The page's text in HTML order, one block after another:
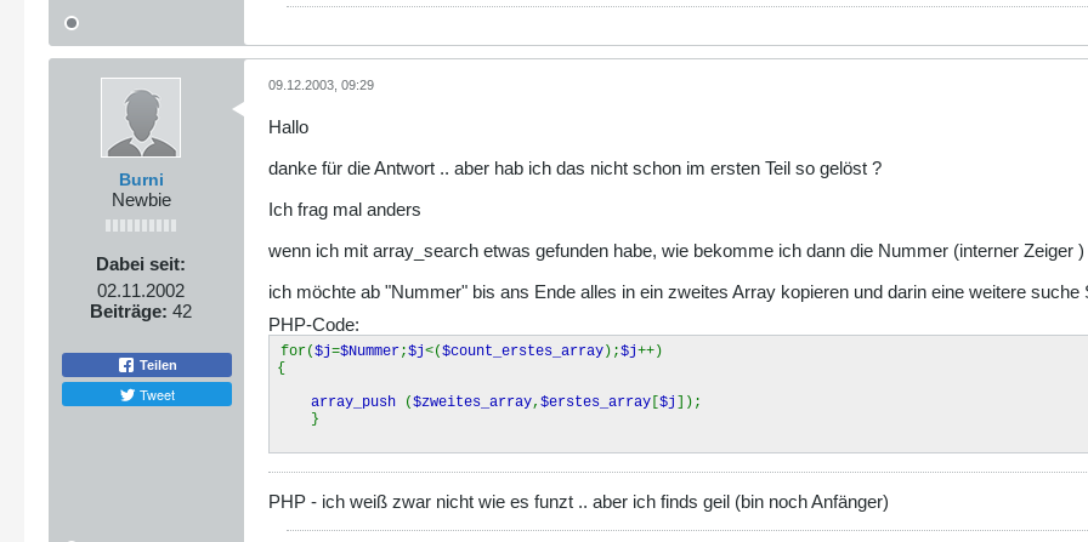
Burni
Newbie
Dabei seit:
02.11.2002
Beiträge: 42
Teilen
Tweet
09.12.2003, 09:29
Hallo
danke für die Antwort .. aber hab ich das nicht schon im ersten Teil so gelöst ?
Ich frag mal anders
wenn ich mit array_search etwas gefunden habe, wie bekomme ich dann die Nummer (interner Zeiger
ich möchte ab "Nummer" bis ans Ende alles in ein zweites Array kopieren und darin eine weitere suche
PHP-Code:
for($j=$Nummer;$j<($count_erstes_array );$j++)
{
array_push
($zweites_array, $erstes_array $j
]);
}
PHP - ich weiß zwar nicht wie es funzt .. aber ich finds geil (bin noch Anfänger)